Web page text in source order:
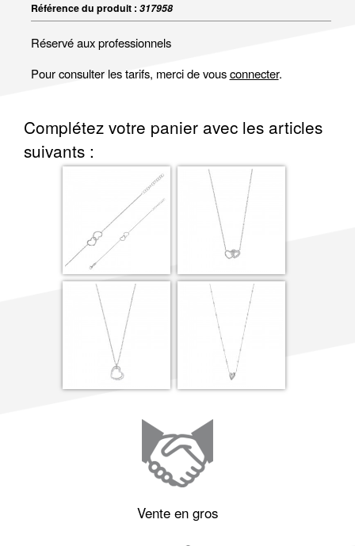
Référence du produit : 317958
Réservé aux professionnels
Pour consulter les tarifs, merci de vousconnecter.
Complétez votre panier avec les articles
suivants :
Vente en gros